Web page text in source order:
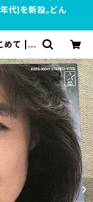
)を新設。どん
めて | s